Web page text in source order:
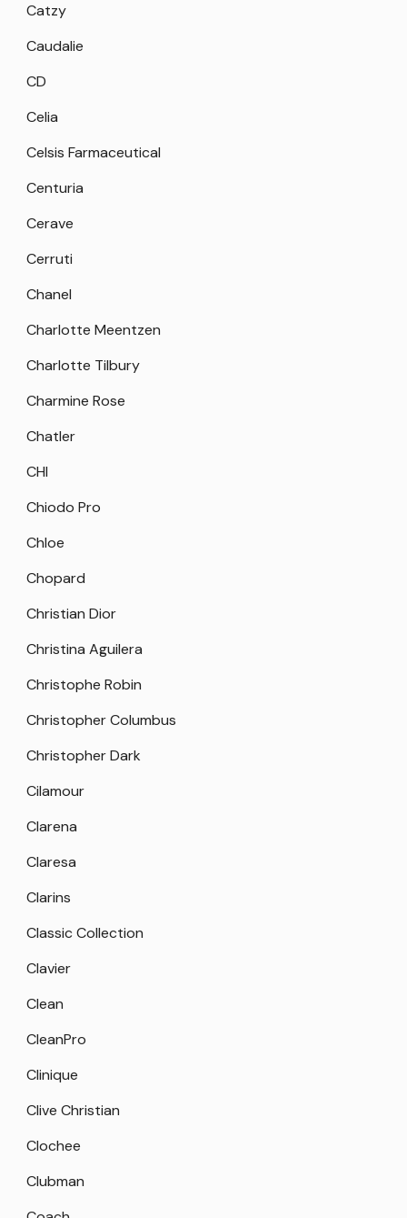
Catzy
Caudalie
CD
Celia
Celsis Farmaceutical
Centuria
Cerave
Cerruti
Chanel
Charlotte Meentzen
Charlotte Tilbury
Charmine Rose
Chatler
CHI
Chiodo Pro
Chloe
Chopard
Christian Dior
Christina Aguilera
Christophe Robin
Christopher Columbus
Christopher Dark
Cilamour
Clarena
Claresa
Clarins
Classic Collection
Clavier
Clean
CleanPro
Clinique
Clive Christian
Clochee
Clubman